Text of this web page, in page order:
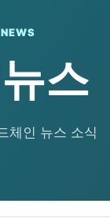
스
체인 뉴스 소식